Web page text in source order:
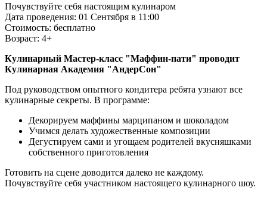
Почувствуйте себя настоящим кулинаром
Дата проведения: 01 Сентября в 11:00
Стоимость: бесплатно
Возраст: 4+
Кулинарный Мастер-класс "Маффин-пати" проводит
Кулинарная Академия "АндерСон"
Под руководством опытного кондитера ребята узнают все
кулинарные секреты. В программе:
Декорируем маффины марципаном и шоколадом
Учимся делать художественные композиции
Дегустируем сами и угощаем родителей вкусняшками
собственного приготовления
Готовить на сцене доводится далеко не каждому.
Почувствуйте себя участником настоящего кулинарного шоу.